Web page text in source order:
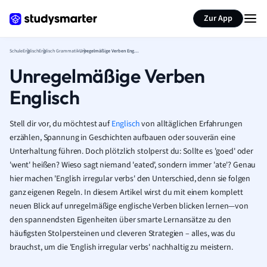
Zur App
SchuleEnglischEnglisch Grammatik Unregelmäßige Verben Englisch
Unregelmäßige Verben
Englisch
Stell dir vor, du möchtest aufEnglischvon alltäglichen Erfahrungen
erzählen, Spannung in Geschichten aufbauen oder souverän eine
Unterhaltung führen. Doch plötzlich stolperst du: Sollte es 'goed' oder
'went' heißen? Wieso sagt niemand 'eated', sondern immer 'ate'? Genau
hier machen 'English irregular verbs' den Unterschied, denn sie folgen
ganz eigenen Regeln. In diesem Artikel wirst du mit einem komplett
neuen Blick auf unregelmäßige englische Verben blicken lernen—von
den spannendsten Eigenheiten über smarte Lernansätze zu den
häufigsten Stolpersteinen und cleveren Strategien – alles, was du
brauchst, um die 'English irregular verbs' nachhaltig zu meistern.
Seite zusammenfassen